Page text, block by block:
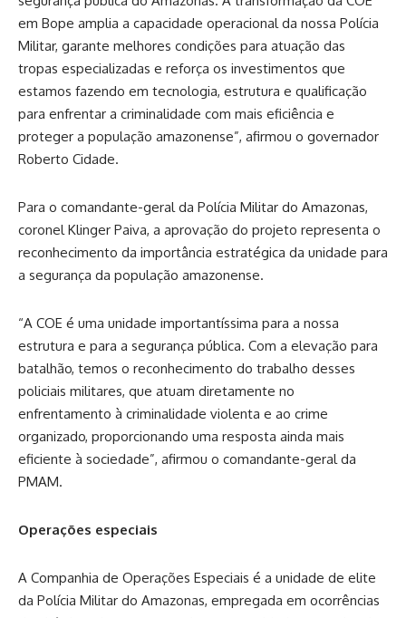
em Bope amplia a capacidade operacional da nossa Polícia
Militar, garante melhores condições para atuação das
tropas especializadas e reforça os investimentos que
estamos fazendo em tecnologia, estrutura e qualificação
para enfrentar a criminalidade com mais eficiência e
proteger a população amazonense”, afirmou o governador
Roberto Cidade.
Para o comandante-geral da Polícia Militar do Amazonas,
coronel Klinger Paiva, a aprovação do projeto representa o
reconhecimento da importância estratégica da unidade para
a segurança da população amazonense.
“A COE é uma unidade importantíssima para a nossa
estrutura e para a segurança pública. Com a elevação para
batalhão, temos o reconhecimento do trabalho desses
policiais militares, que atuam diretamente no
enfrentamento à criminalidade violenta e ao crime
organizado, proporcionando uma resposta ainda mais
eficiente à sociedade”, afirmou o comandante-geral da
PMAM.
Operações especiais
A Companhia de Operações Especiais é a unidade de elite
da Polícia Militar do Amazonas, empregada em ocorrências